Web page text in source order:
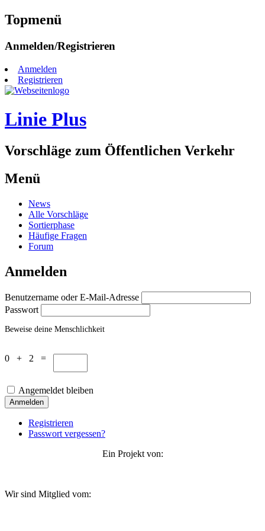
Topmenü
Zum
springen
Anmelden/Registrieren
Anmelden
Registrieren
Linie Plus
Vorschläge zum Öffentlichen Verkehr
Menü
Zum
Inhalt
springen
News
Alle Vorschläge
Sortierphase
Häufige Fragen
Forum
Anmelden
Benutzername oder E-Mail-Adresse
Passwort
Beweise deine Menschlichkeit
0 + 2 =
Angemeldet bleiben
Anmelden
Registrieren
Passwort vergessen?
Ein Projekt von:
Wir sind Mitglied vom: